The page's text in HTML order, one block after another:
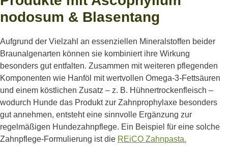
nodosum & Blasentang
Aufgrund der Vielzahl an essenziellen Mineralstoffen beider
Braunalgenarten können sie kombiniert ihre Wirkung
besonders gut entfalten. Zusammen mit weiteren pflegenden
Komponenten wie Hanföl mit wertvollen Omega-3-Fettsäuren
und einem köstlichen Zusatz – z. B. Hühnertrockenfleisch –
wodurch Hunde das Produkt zur Zahnprophylaxe besonders
gut annehmen, entsteht eine sinnvolle Ergänzung zur
regelmäßigen Hundezahnpflege. Ein Beispiel für eine solche
Zahnpflege-Formulierung ist die REiCO Zahnpasta.